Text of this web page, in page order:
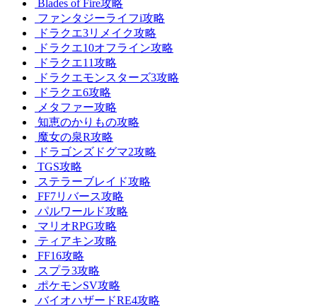
Blades of Fire攻略
ファンタジーライフi攻略
ドラクエ3リメイク攻略
ドラクエ10オフライン攻略
ドラクエ11攻略
ドラクエモンスターズ3攻略
ドラクエ6攻略
メタファー攻略
知恵のかりもの攻略
魔女の泉R攻略
ドラゴンズドグマ2攻略
TGS攻略
ステラーブレイド攻略
FF7リバース攻略
パルワールド攻略
マリオRPG攻略
ティアキン攻略
FF16攻略
スプラ3攻略
ポケモンSV攻略
バイオハザードRE4攻略